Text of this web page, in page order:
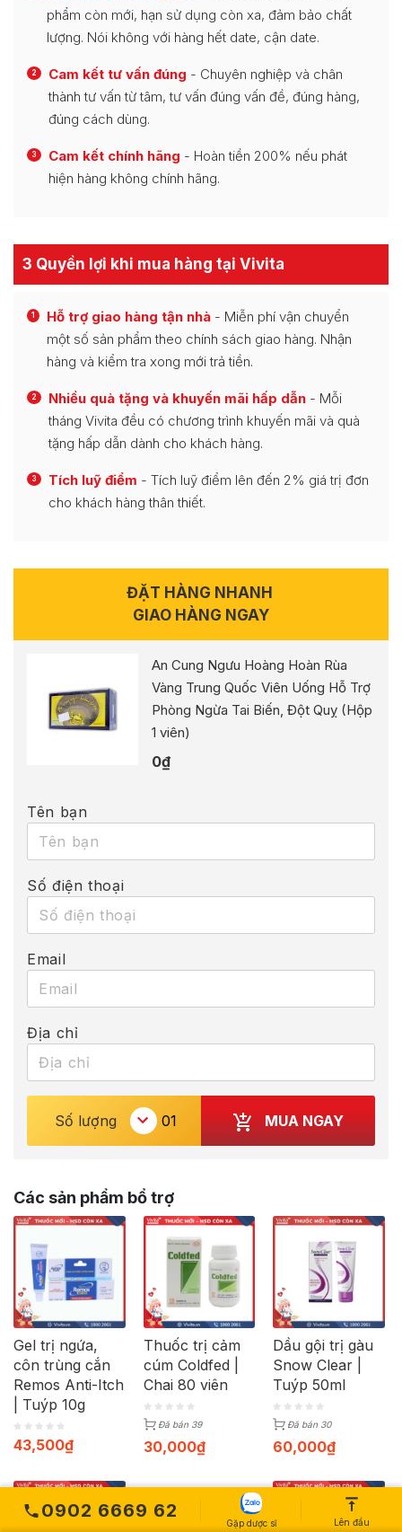
phẩm còn mới, hạn sử dụng còn xa, đảm bảo chất
lượng. Nói không với hàng hết date, cận date.
2 Cam kết tư vấn đúng - Chuyên nghiệp và chân
thành tư vấn từ tâm, tư vấn đúng vấn đề, đúng hàng,
đúng cách dùng.
3 Cam kết chính hãng - Hoàn tiền 200% nếu phát
hiện hàng không chính hãng.
3 Quyền lợi khi mua hàng tại Vivita
1 Hỗ trợ giao hàng tận nhà - Miễn phí vận chuyển
một số sản phẩm theo chính sách giao hàng. Nhận
hàng và kiểm tra xong mới trả tiền.
2 Nhiều quà tặng và khuyến mãi hấp dẫn - Mỗi
tháng Vivita đều có chương trình khuyến mãi và quà
tặng hấp dẫn dành cho khách hàng.
3 Tích luỹ điểm - Tích luỹ điểm lên đến 2% giá trị đơn
cho khách hàng thân thiết.
ĐẶT HÀNG NHANH
GIAO HÀNG NGAY
An Cung Ngưu Hoàng Hoàn Rùa
Vàng Trung Quốc Viên Uống Hỗ Trợ
Phòng Ngừa Tai Biến, Đột Quỵ (Hộp
1 viên)
0₫
Tên bạn
Số điện thoại
Email
Địa chỉ
Số lượng MUA NGAY
Các sản phẩm bổ trợ
Gel trị ngứa,
côn trùng cắn
Remos Anti-Itch
| Tuýp 10g
43,500₫
Thuốc trị cảm
cúm Coldfed |
Chai 80 viên
Đã bán 39
30,000₫
Dầu gội trị gàu
Snow Clear |
Tuýp 50ml
Đã bán 30
60,000₫
0902 6669 62
Gặp dược sĩ Lên đầu